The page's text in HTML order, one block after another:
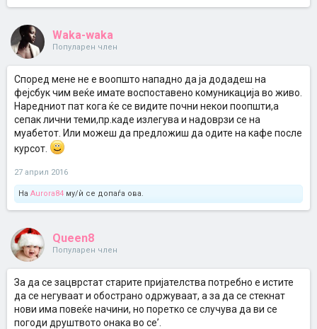
Waka-waka
Популарен член
Според мене не е воопшто нападно да ја додадеш на
фејсбук чим веќе имате воспоставено комуникација во живо.
Наредниот пат кога ќе се видите почни некои поопшти,а
сепак лични теми,пр.каде излегува и надоврзи се на
муабетот. Или можеш да предложиш да одите на кафе после
курсот.
27 април 2016
На Aurora84 му/ѝ се допаѓа ова.
Queen8
Популарен член
За да се зацврстат старите пријателства потребно е истите
да се негуваат и обострано одржуваат, а за да се стекнат
нови има повеќе начини, но поретко се случува да ви се
погоди друштвото онака во се’.